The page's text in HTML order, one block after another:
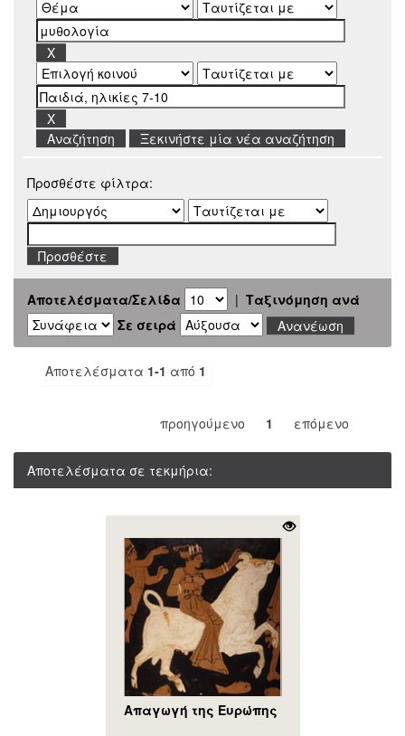
Ξεκινήστε μία νέα αναζήτηση
Προσθέστε φίλτρα:
Αποτελέσματα/Σελίδα | Ταξινόμηση ανά
Σε σειρά
Αποτελέσματα 1-1 από 1
προηγούμενο 1 επόμενο
Αποτελέσματα σε τεκμήρια:
Απαγωγή της Ευρώπης